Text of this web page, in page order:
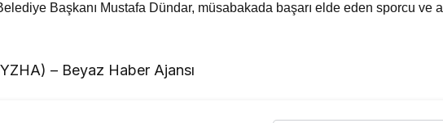
Başkanı Mustafa Dündar, müsabakada başarı elde eden sporcu ve
– Beyaz Haber Ajansı